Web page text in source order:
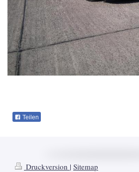
Teilen
Druckversion | Sitemap